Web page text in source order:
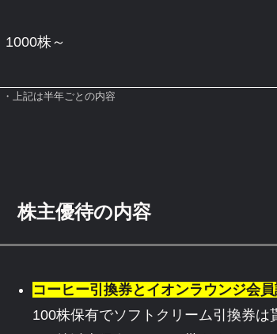
1000株～
・上記は半年ごとの内容
株主優待の内容
コーヒー引換券とイオンラウンジ会
100株保有でソフトクリーム引換券